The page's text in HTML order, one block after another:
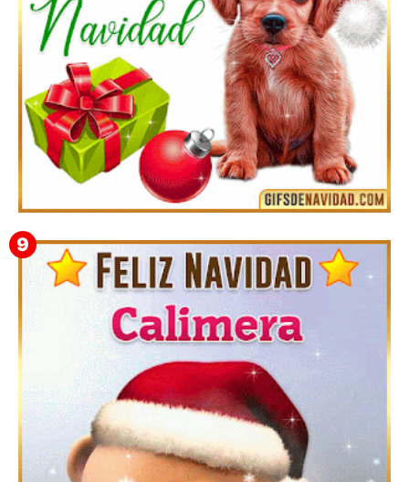
▷ Los Mejores Fondos de pantalla de feliz navidad
2022 📖